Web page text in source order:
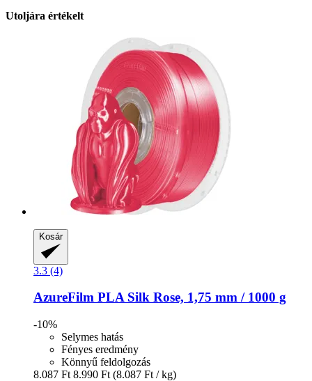
Utoljára értékelt
Kosár
3.3 (4)
AzureFilm PLA Silk Rose, 1,75 mm / 1000 g
-10%
Selymes hatás
Fényes eredmény
Könnyű feldolgozás
8.087 Ft 8.990 Ft (8.087 Ft / kg)